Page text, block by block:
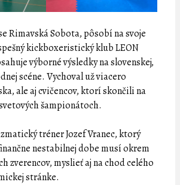
Rimavská Sobota, pôsobí na svoje
kickboxeristický klub LEON
výborné výsledky na slovenskej,
scéne. Vychoval už viacero
ale aj cvičencov, ktorí skončili na
šampionátoch.
tréner Jozef Vranec, ktorý
nestabilnej dobe musí okrem
zverencov, myslieť aj na chod celého
stránke.